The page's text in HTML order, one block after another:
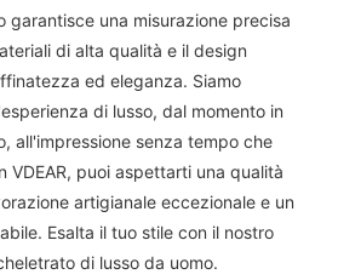
garantisce una misurazione precisa
di alta qualità e il design
ed eleganza. Siamo
di lusso, dal momento in
all'impressione senza tempo che
VDEAR, puoi aspettarti una qualità
artigianale eccezionale e un
Esalta il tuo stile con il nostro
di lusso da uomo.